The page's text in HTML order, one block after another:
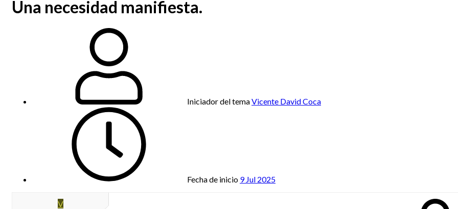
Una necesidad manifiesta.
Iniciador del temaVicente David Coca
Fecha de inicio 9 Jul 2025
V